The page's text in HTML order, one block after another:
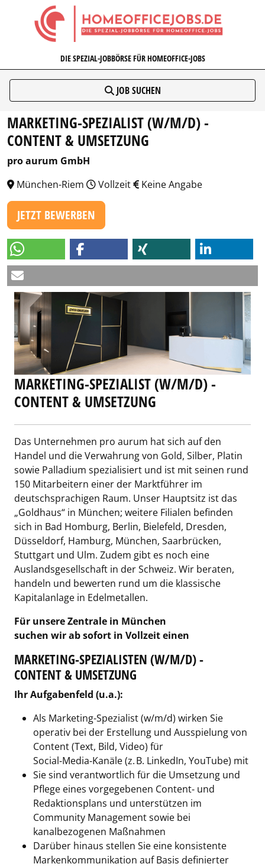
HOMEOFFICEJOBS.DE
DIE SPEZIAL-JOBBÖRSE FÜR HOMEOFFICE-JOBS
JOB SUCHEN
MARKETING-SPEZIALIST (W/M/D) -
CONTENT & UMSETZUNG
pro aurum GmbH
München-Riem
Vollzeit Keine Angabe
JETZT BEWERBEN
MARKETING-SPEZIALIST (W/M/D) -
CONTENT & UMSETZUNG
Das Unternehmen pro aurum hat sich auf den
Handel und die Verwahrung von Gold, Silber, Platin
sowie Palladium spezialisiert und ist mit seinen rund
150 Mitarbeitern einer der Marktführer im
deutschsprachigen Raum. Unser Hauptsitz ist das
„Goldhaus“ in München; weitere Filialen befinden
sich in Bad Homburg, Berlin, Bielefeld, Dresden,
Düsseldorf, Hamburg, München, Saarbrücken,
Stuttgart und Ulm. Zudem gibt es noch eine
Auslandsgesellschaft in der Schweiz. Wir beraten,
handeln und bewerten rund um die klassische
Kapitalanlage in Edelmetallen.
Für unsere Zentrale in München
suchen wir ab sofort in Vollzeit einen
MARKETING-SPEZIALISTEN (W/M/D) -
CONTENT & UMSETZUNG
Ihr Aufgabenfeld (u.a.):
Als Marketing-Spezialist (w/m/d) wirken Sie
operativ bei der Erstellung und Ausspielung von
Content (Text, Bild, Video) für
Social‑Media‑Kanäle (z. B. LinkedIn, YouTube) mit
Sie sind verantwortlich für die Umsetzung und
Pflege eines vorgegebenen Content‑ und
Redaktionsplans und unterstützen im
Community Management sowie bei
kanalbezogenen Maßnahmen
Darüber hinaus stellen Sie eine konsistente
Markenkommunikation auf Basis definierter